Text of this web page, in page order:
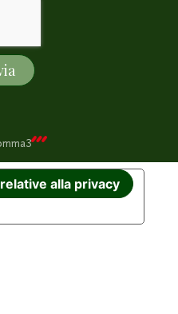
alla privacy